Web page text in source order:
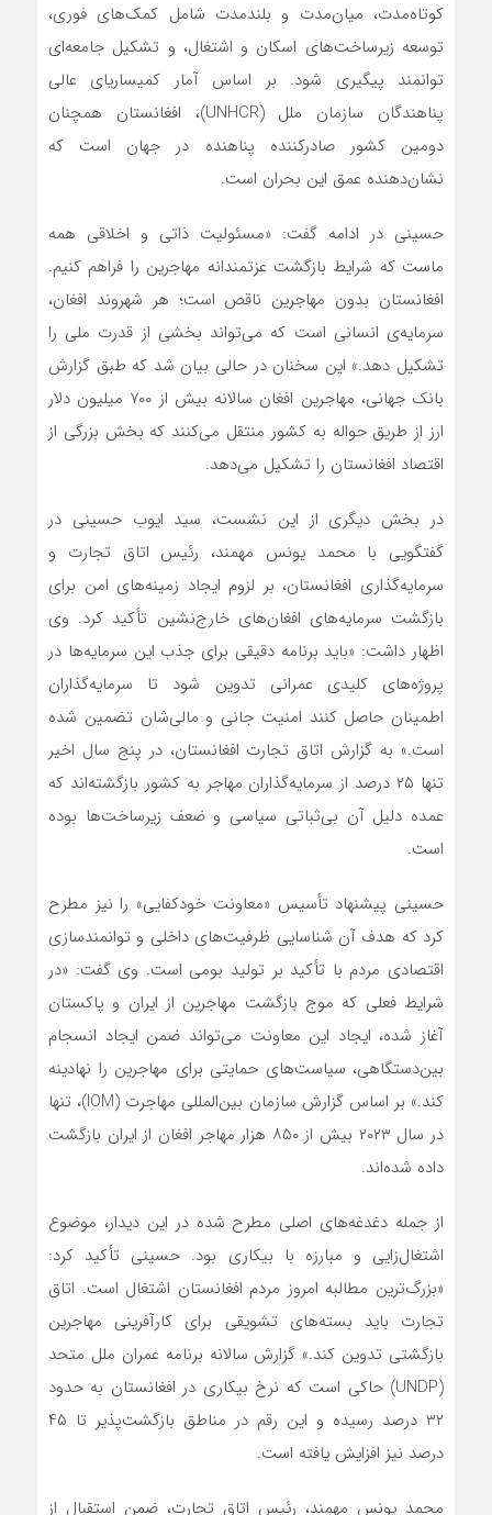
کوتاه‌مدت، میان‌مدت و بلندمدت شامل کمک‌های فوری،
توسعه زیرساخت‌های اسکان و اشتغال، و تشکیل جامعه‌ای
توانمند پیگیری شود. بر اساس آمار کمیساریای عالی
پناهندگان سازمان ملل (UNHCR)، افغانستان همچنان
دومین کشور صادرکننده پناهنده در جهان است که
نشان‌دهنده عمق این بحران است.
حسینی در ادامه گفت: «مسئولیت ذاتی و اخلاقی همه
ماست که شرایط بازگشت عزتمندانه مهاجرین را فراهم کنیم.
افغانستان بدون مهاجرین ناقص است؛ هر شهروند افغان،
سرمایه‌ی انسانی‌ است که می‌تواند بخشی از قدرت ملی را
تشکیل دهد.» این سخنان در حالی بیان شد که طبق گزارش
بانک جهانی، مهاجرین افغان سالانه بیش از ۷۰۰ میلیون دلار
ارز از طریق حواله به کشور منتقل می‌کنند که بخش بزرگی از
اقتصاد افغانستان را تشکیل می‌دهد.
در بخش دیگری از این نشست، سید ایوب حسینی در
گفتگویی با محمد یونس مهمند، رئیس اتاق تجارت و
سرمایه‌گذاری افغانستان، بر لزوم ایجاد زمینه‌های امن برای
بازگشت سرمایه‌های افغان‌های خارج‌نشین تأکید کرد. وی
اظهار داشت: «باید برنامه دقیقی برای جذب این سرمایه‌ها در
پروژه‌های کلیدی عمرانی تدوین شود تا سرمایه‌گذاران
اطمینان حاصل کنند امنیت جانی و مالی‌شان تضمین شده
است.» به گزارش اتاق تجارت افغانستان، در پنج سال اخیر
تنها ۲۵ درصد از سرمایه‌گذاران مهاجر به کشور بازگشته‌اند که
عمده دلیل آن بی‌ثباتی سیاسی و ضعف زیرساخت‌ها بوده
است.
حسینی پیشنهاد تأسیس «معاونت خودکفایی» را نیز مطرح
کرد که هدف آن شناسایی ظرفیت‌های داخلی و توانمندسازی
اقتصادی مردم با تأکید بر تولید بومی است. وی گفت: «در
شرایط فعلی که موج بازگشت مهاجرین از ایران و پاکستان
آغاز شده، ایجاد این معاونت می‌تواند ضمن ایجاد انسجام
بین‌دستگاهی، سیاست‌های حمایتی برای مهاجرین را نهادینه
کند.» بر اساس گزارش سازمان بین‌المللی مهاجرت (IOM)، تنها
در سال ۲۰۲۳ بیش از ۸۵۰ هزار مهاجر افغان از ایران بازگشت
داده شده‌اند.
از جمله دغدغه‌های اصلی مطرح شده در این دیدار، موضوع
اشتغال‌زایی و مبارزه با بیکاری بود. حسینی تأکید کرد:
«بزرگ‌ترین مطالبه امروز مردم افغانستان اشتغال است. اتاق
تجارت باید بسته‌های تشویقی برای کارآفرینی مهاجرین
بازگشتی تدوین کند.» گزارش سالانه برنامه عمران ملل متحد
(UNDP) حاکی است که نرخ بیکاری در افغانستان به حدود
۳۲ درصد رسیده و این رقم در مناطق بازگشت‌پذیر تا ۴۵
درصد نیز افزایش یافته است.
محمد یونس مهمند، رئیس اتاق تجارت، ضمن استقبال از